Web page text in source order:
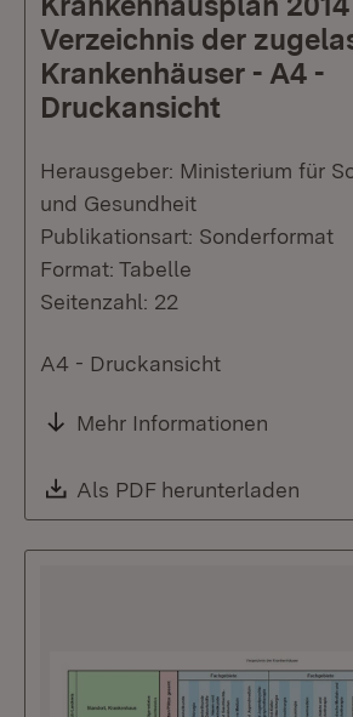
Verzeichnis der
Krankenhäuser - A4 -
Druckansicht
Herausgeber: Ministerium für
und Gesundheit
Publikationsart: Sonderformat
Format: Tabelle
Seitenzahl: 22
A4 - Druckansicht
Mehr Informationen
Download:
Als PDF herunterladen